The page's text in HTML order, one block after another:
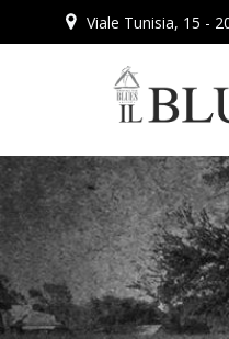
al
Viale Tunisia, 15 -